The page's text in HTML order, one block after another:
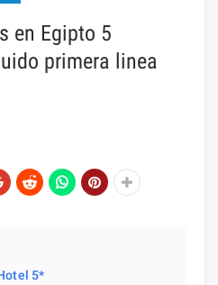
en Egipto 5
primera linea
5*